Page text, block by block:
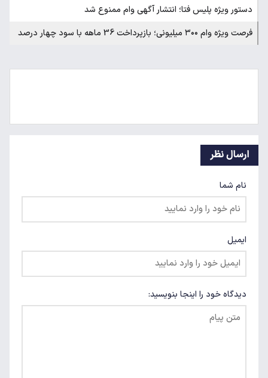
دستور ویژه پلیس فتا؛ انتشار آگهی وام ممنوع شد
فرصت ویژه وام ۳۰۰ میلیونی؛ بازپرداخت 36 ماهه با سود چهار درصد
ارسال نظر
نام شما
ایمیل
دیدگاه خود را اینجا بنویسید: